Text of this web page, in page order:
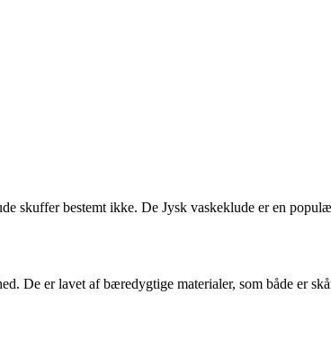
skuffer bestemt ikke. De Jysk vaskeklude er en
De er lavet af bæredygtige materialer, som både er